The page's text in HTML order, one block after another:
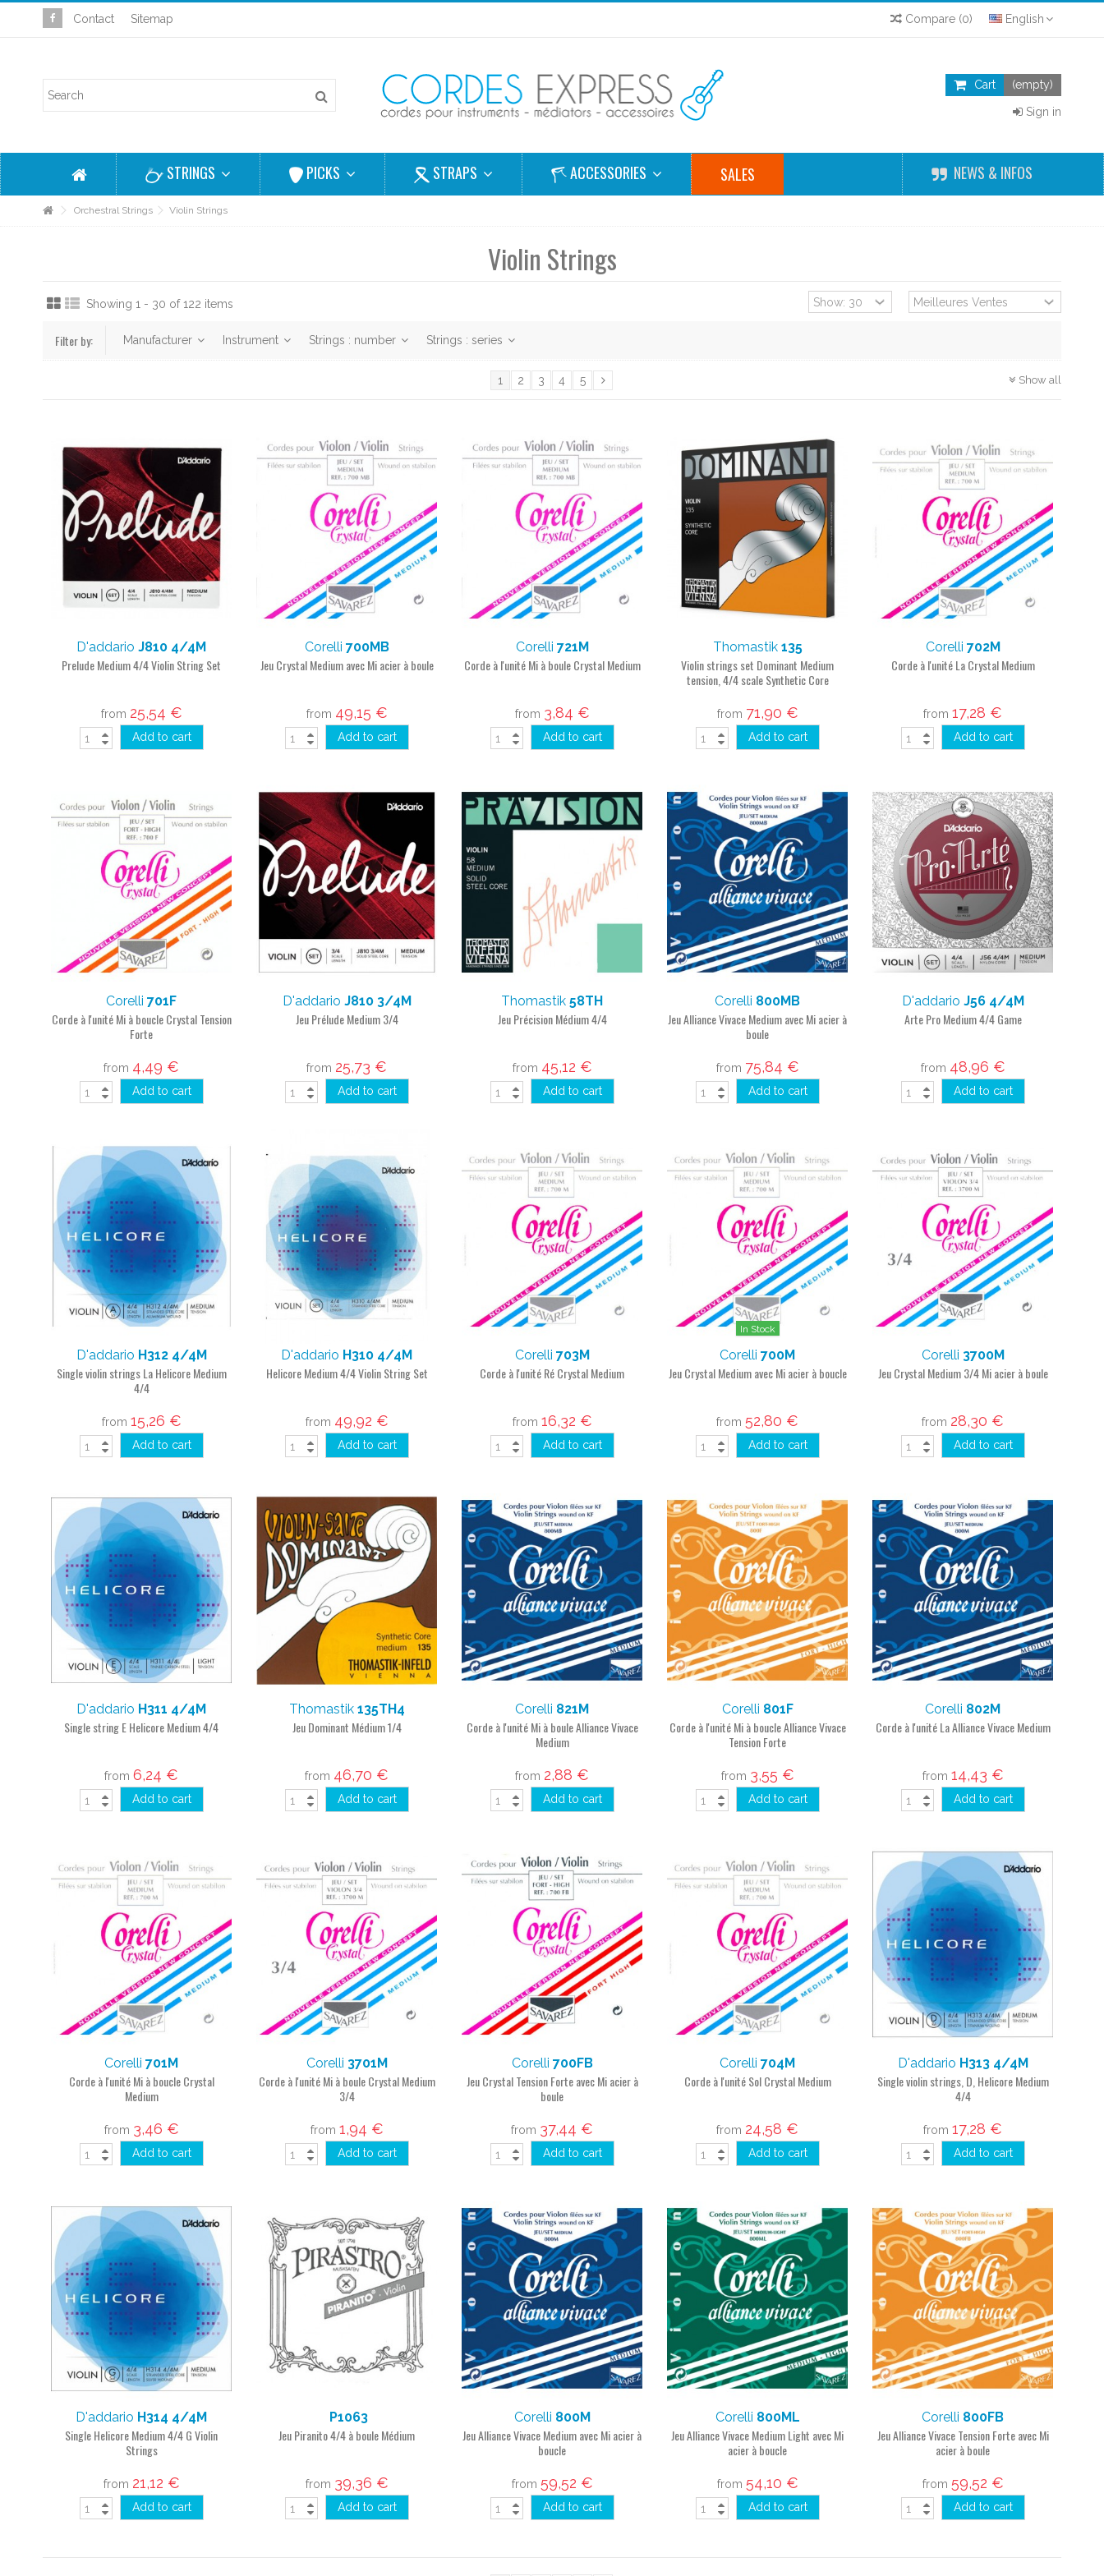
English
Contact Sitemap Compare (0)
Cart (empty)
Sign in
STRINGS PICKS STRAPS ACCESSORIES SALES NEWS & INFOS
Orchestral Strings Violin Strings
Violin Strings
Showing 1 - 30 of 122 items
Filter by: Manufacturer Instrument Strings : number Strings : series
Show all
1 2 3 4 5
D'addario J810 4/4M
Prelude Medium 4/4 Violin String Set
from 25,54 €
Add to cart
Corelli 700MB
Jeu Crystal Medium avec Mi acier à boule
from 49,15 €
Add to cart
Corelli 721M
Corde à l'unité Mi à boule Crystal Medium
from 3,84 €
Add to cart
Thomastik 135
Violin strings set Dominant Medium
tension, 4/4 scale Synthetic Core
from 71,90 €
Add to cart
Corelli 702M
Corde à l'unité La Crystal Medium
from 17,28 €
Add to cart
Corelli 701F
Corde à l'unité Mi à boucle Crystal Tension
Forte
from 4,49 €
Add to cart
D'addario J810 3/4M
Jeu Prélude Medium 3/4
from 25,73 €
Add to cart
Thomastik 58TH
Jeu Précision Médium 4/4
from 45,12 €
Add to cart
Corelli 800MB
Jeu Alliance Vivace Medium avec Mi acier à
boule
from 75,84 €
Add to cart
D'addario J56 4/4M
Arte Pro Medium 4/4 Game
from 48,96 €
Add to cart
D'addario H312 4/4M
Single violin strings La Helicore Medium
4/4
from 15,26 €
Add to cart
D'addario H310 4/4M
Helicore Medium 4/4 Violin String Set
from 49,92 €
Add to cart
Corelli 703M
Corde à l'unité Ré Crystal Medium
from 16,32 €
Add to cart
In Stock
Corelli 700M
Jeu Crystal Medium avec Mi acier à boucle
from 52,80 €
Add to cart
Corelli 3700M
Jeu Crystal Medium 3/4 Mi acier à boule
from 28,30 €
Add to cart
D'addario H311 4/4M
Single string E Helicore Medium 4/4
from 6,24 €
Add to cart
Thomastik 135TH4
Jeu Dominant Médium 1/4
from 46,70 €
Add to cart
Corelli 821M
Corde à l'unité Mi à boule Alliance Vivace
Medium
from 2,88 €
Add to cart
Corelli 801F
Corde à l'unité Mi à boucle Alliance Vivace
Tension Forte
from 3,55 €
Add to cart
Corelli 802M
Corde à l'unité La Alliance Vivace Medium
from 14,43 €
Add to cart
Corelli 701M
Corde à l'unité Mi à boucle Crystal
Medium
from 3,46 €
Add to cart
Corelli 3701M
Corde à l'unité Mi à boule Crystal Medium
3/4
from 1,94 €
Add to cart
Corelli 700FB
Jeu Crystal Tension Forte avec Mi acier à
boule
from 37,44 €
Add to cart
Corelli 704M
Corde à l'unité Sol Crystal Medium
from 24,58 €
Add to cart
D'addario H313 4/4M
Single violin strings, D, Helicore Medium
4/4
from 17,28 €
Add to cart
D'addario H314 4/4M
Single Helicore Medium 4/4 G Violin
Strings
from 21,12 €
Add to cart
P1063
Jeu Piranito 4/4 à boule Médium
from 39,36 €
Add to cart
Corelli 800M
Jeu Alliance Vivace Medium avec Mi acier à
boucle
from 59,52 €
Add to cart
Corelli 800ML
Jeu Alliance Vivace Medium Light avec Mi
acier à boucle
from 54,10 €
Add to cart
Corelli 800FB
Jeu Alliance Vivace Tension Forte avec Mi
acier à boule
from 59,52 €
Add to cart